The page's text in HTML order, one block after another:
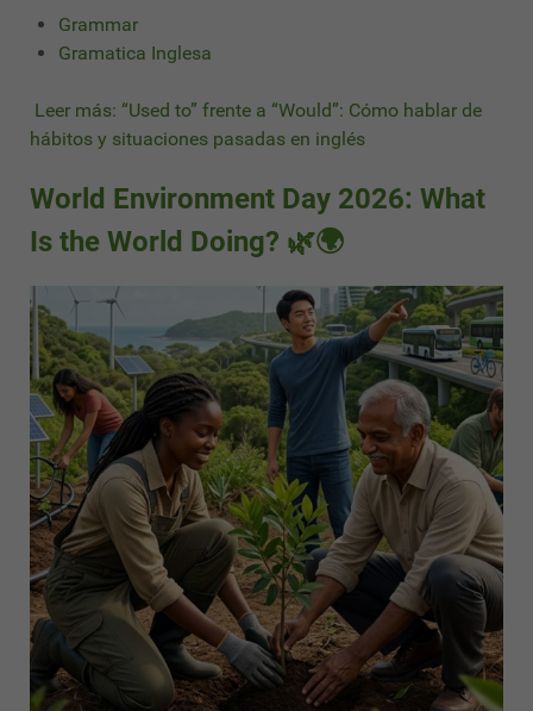
Grammar
Gramatica Inglesa
Leer más: “Used to” frente a “Would”: Cómo hablar de
hábitos y situaciones pasadas en inglés
World Environment Day 2026: What
Is the World Doing? 🌿🌍